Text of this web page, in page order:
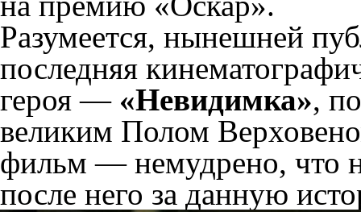
Разумеется, нынешней
последняя
героя — «Невидимка»,
великим Полом
фильм — немудрено, что
после него за данную